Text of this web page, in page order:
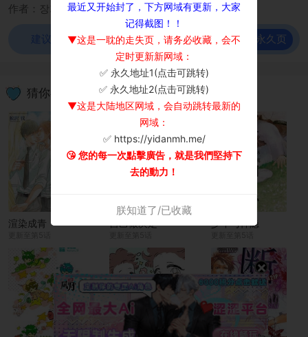
作者：장가월
建议使用谷歌浏览器观看！ 前往永久页
猜你喜欢
渲染成青 自己做决定 少年与神隐
最近又开始封了，下方网域有更新，大家
记得截图！！
▼这是一耽的走失页，请务必收藏，会不
定时更新新网域：
✅ 永久地址1(点击可跳转)
✅ 永久地址2(点击可跳转)
▼这是大陆地区网域，会自动跳转最新的
网域：
✅ https://yidanmh.me/
😘 您的每一次點擊廣告，就是我們堅持下
去的動力！
朕知道了/已收藏
×